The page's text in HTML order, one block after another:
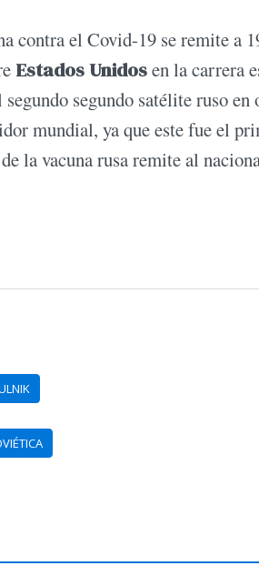
contra el Covid-19 se remite a
Estados Unidosen la carrera
segundo satélite ruso en
mundial, ya que este fue el
la vacuna rusa remite al